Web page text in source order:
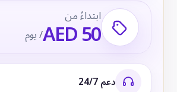
ابتداءً من
AED 50/ يوم
دعم 24/7